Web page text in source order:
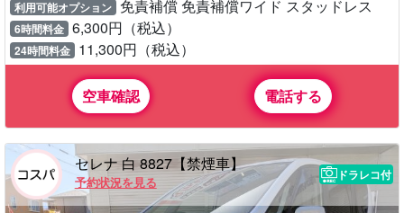
利用可能オプション 免責補償 免責補償ワイド スタッドレス
6時間料金 6,300円（税込）
24時間料金 11,300円（税込）
空車確認 電話する
セレナ 白 8827【禁煙車】
予約状況を見る
ドラレコ付